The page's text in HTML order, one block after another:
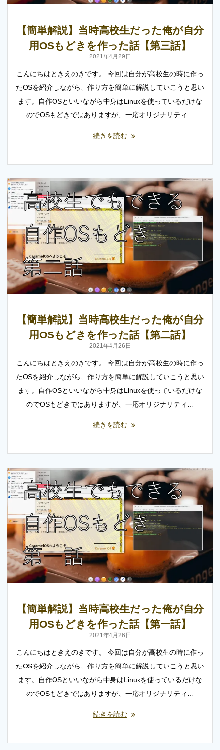
【簡単解説】当時高校生だった俺が自分
用OSもどきを作った話【第三話】
2021年4月29日
こんにちはときえのきです。 今回は自分が高校生の時に作っ
たOSを紹介しながら、作り方を簡単に解説していこうと思い
ます。自作OSといいながら中身はLinuxを使っているだけな
のでOSもどきではありますが、一応オリジナリティ…
続きを読む
【簡単解説】当時高校生だった俺が自分
用OSもどきを作った話【第二話】
2021年4月26日
こんにちはときえのきです。 今回は自分が高校生の時に作っ
たOSを紹介しながら、作り方を簡単に解説していこうと思い
ます。自作OSといいながら中身はLinuxを使っているだけな
のでOSもどきではありますが、一応オリジナリティ…
続きを読む
【簡単解説】当時高校生だった俺が自分
用OSもどきを作った話【第一話】
2021年4月26日
こんにちはときえのきです。 今回は自分が高校生の時に作っ
たOSを紹介しながら、作り方を簡単に解説していこうと思い
ます。自作OSといいながら中身はLinuxを使っているだけな
のでOSもどきではありますが、一応オリジナリティ…
続きを読む